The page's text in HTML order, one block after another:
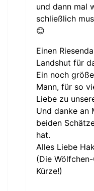
und dann mal
schließlich
😊
Einen
Landshut für
Ein noch
Mann, für so
Liebe zu
Und danke an
beiden
hat.
Alles Liebe
(Die
Kürze!)